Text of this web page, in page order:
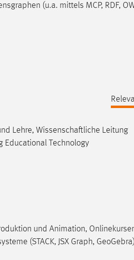
(u.a. mittels MCP, RDF,
Lehre, Wissenschaftliche Leitung
Educational Technology
und Animation,
(STACK, JSX Graph,